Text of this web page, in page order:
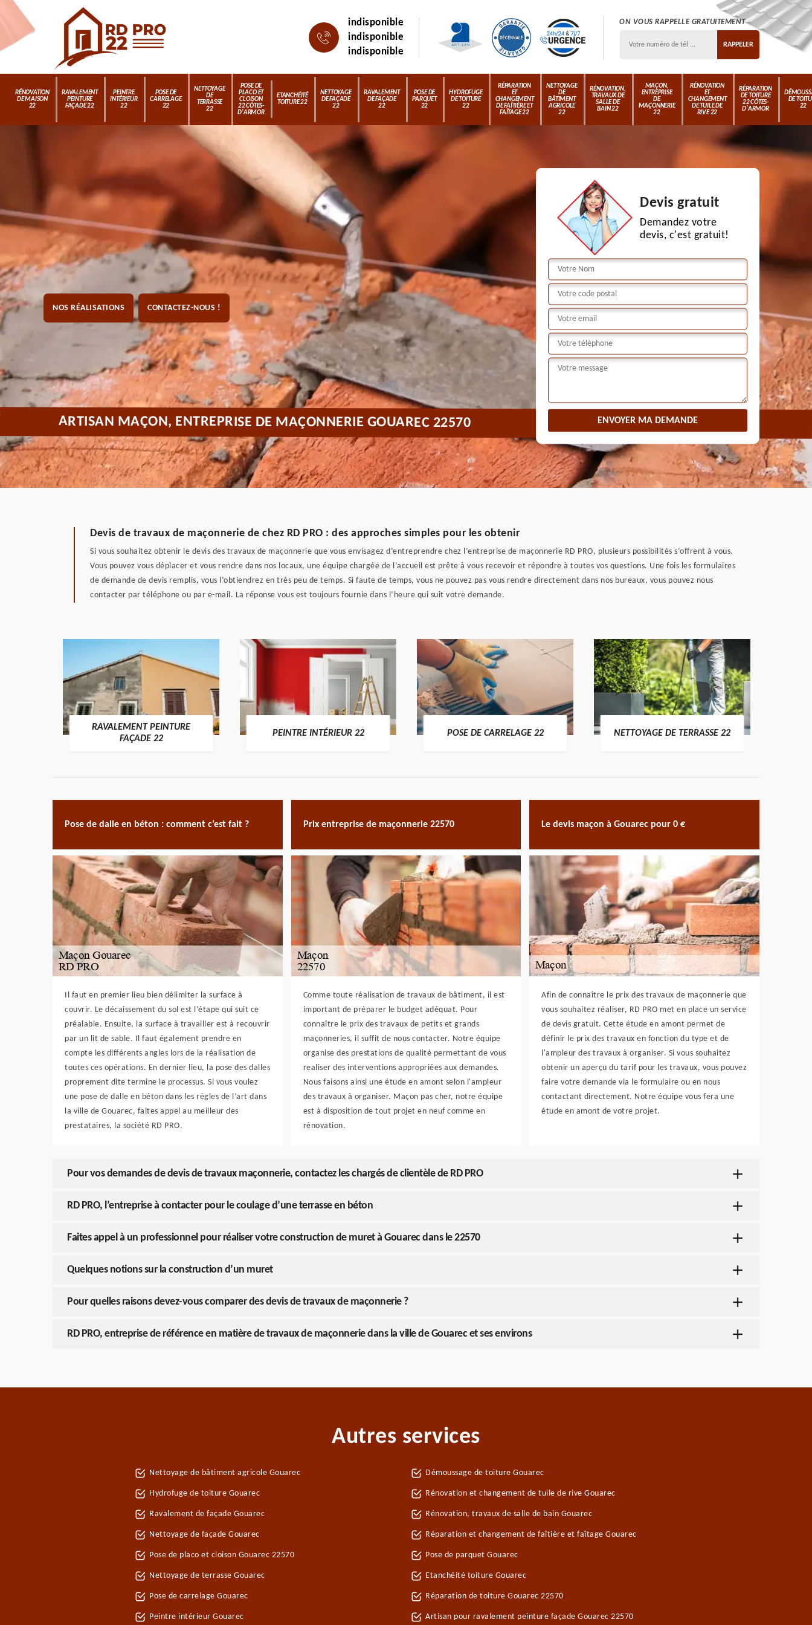
indisponible
indisponible
indisponible
ON VOUS RAPPELLE GRATUITEMENT
RÉNOVATION
DE MAISON
22
RAVALEMENT
PEINTURE
FAÇADE 22
PEINTRE
INTÉRIEUR
22
POSE DE
CARRELAGE
22
NETTOYAGE
DE
TERRASSE
22
POSE DE
PLACO ET
CLOISON
22 CÔTES-
D'ARMOR
ETANCHÉITÉ
TOITURE 22
NETTOYAGE
DE FAÇADE
22
RAVALEMENT
DE FAÇADE
22
POSE DE
PARQUET
22
HYDROFUGE
DE TOITURE
22
RÉPARATION
ET
CHANGEMENT
DE FAÎTIÈRE ET
FAÎTAGE 22
NETTOYAGE
DE
BÂTIMENT
AGRICOLE
22
RÉNOVATION,
TRAVAUX DE
SALLE DE
BAIN 22
MAÇON,
ENTREPRISE
DE
MAÇONNERIE
22
RÉNOVATION
ET
CHANGEMENT
DE TUILE DE
RIVE 22
RÉPARATION
DE TOITURE
22 CÔTES-
D'ARMOR
DE
22
NOS RÉALISATIONS CONTACTEZ-NOUS !
Devis gratuit
Demandez votre
devis, c'est gratuit!
ARTISAN MAÇON, ENTREPRISE DE MAÇONNERIE GOUAREC 22570
Devis de travaux de maçonnerie de chez RD PRO : des approches simples pour les obtenir
Si vous souhaitez obtenir le devis des travaux de maçonnerie que vous envisagez d’entreprendre chez l’entreprise de maçonnerie RD PRO, plusieurs possibilités s’offrent à vous.
Vous pouvez vous déplacer et vous rendre dans nos locaux, une équipe chargée de l’accueil est prête à vous recevoir et répondre à toutes vos questions. Une fois les formulaires
de demande de devis remplis, vous l’obtiendrez en très peu de temps. Si faute de temps, vous ne pouvez pas vous rendre directement dans nos bureaux, vous pouvez nous
contacter par téléphone ou par e-mail. La réponse vous est toujours fournie dans l’heure qui suit votre demande.
RAVALEMENT PEINTURE
FAÇADE 22
PEINTRE INTÉRIEUR 22 POSE DE CARRELAGE 22 NETTOYAGE DE TERRASSE 22
Pose de dalle en béton : comment c’est fait ?
Il faut en premier lieu bien délimiter la surface à
couvrir. Le décaissement du sol est l’étape qui suit ce
préalable. Ensuite, la surface à travailler est à recouvrir
par un lit de sable. Il faut également prendre en
compte les différents angles lors de la réalisation de
toutes ces opérations. En dernier lieu, la pose des dalles
proprement dite termine le processus. Si vous voulez
une pose de dalle en béton dans les règles de l’art dans
la ville de Gouarec, faites appel au meilleur des
prestataires, la société RD PRO.
Prix entreprise de maçonnerie 22570
Comme toute réalisation de travaux de bâtiment, il est
important de préparer le budget adéquat. Pour
connaître le prix des travaux de petits et grands
maçonneries, il suffit de nous contacter. Notre équipe
organise des prestations de qualité permettant de vous
realiser des interventions appropriées aux demandes.
Nous faisons ainsi une étude en amont selon l'ampleur
des travaux à organiser. Maçon pas cher, notre équipe
est à disposition de tout projet en neuf comme en
rénovation.
Le devis maçon à Gouarec pour 0 €
Afin de connaître le prix des travaux de maçonnerie que
vous souhaitez réaliser, RD PRO met en place un service
de devis gratuit. Cette étude en amont permet de
définir le prix des travaux en fonction du type et de
l'ampleur des travaux à organiser. Si vous souhaitez
obtenir un aperçu du tarif pour les travaux, vous pouvez
faire votre demande via le formulaire ou en nous
contactant directement. Notre équipe vous fera une
étude en amont de votre projet.
Pour vos demandes de devis de travaux maçonnerie, contactez les chargés de clientèle de RD PRO
RD PRO, l’entreprise à contacter pour le coulage d’une terrasse en béton
Faites appel à un professionnel pour réaliser votre construction de muret à Gouarec dans le 22570
Quelques notions sur la construction d’un muret
Pour quelles raisons devez-vous comparer des devis de travaux de maçonnerie ?
RD PRO, entreprise de référence en matière de travaux de maçonnerie dans la ville de Gouarec et ses environs
Autres services
Nettoyage de bâtiment agricole Gouarec
Hydrofuge de toiture Gouarec
Ravalement de façade Gouarec
Nettoyage de façade Gouarec
Pose de placo et cloison Gouarec 22570
Nettoyage de terrasse Gouarec
Pose de carrelage Gouarec
Peintre intérieur Gouarec
Démoussage de toiture Gouarec
Rénovation et changement de tuile de rive Gouarec
Rénovation, travaux de salle de bain Gouarec
Réparation et changement de faîtière et faîtage Gouarec
Pose de parquet Gouarec
Etanchéité toiture Gouarec
Réparation de toiture Gouarec 22570
Artisan pour ravalement peinture façade Gouarec 22570